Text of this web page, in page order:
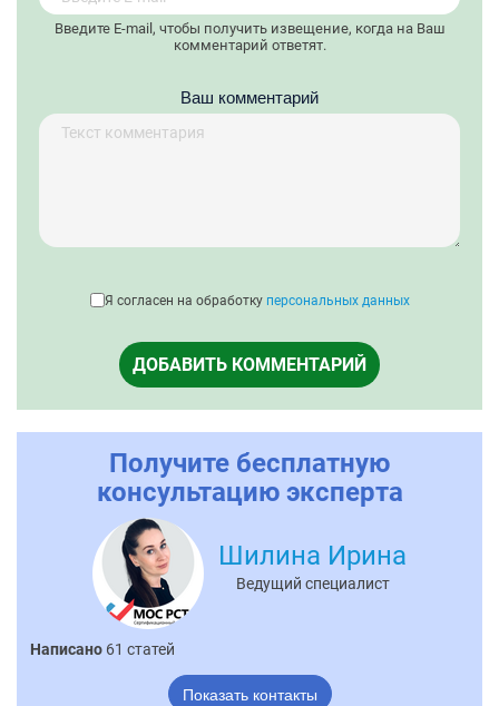
Введите E-mail, чтобы получить извещение, когда на Ваш
комментарий ответят.
Ваш комментарий
Я согласен на обработку персональных данных
ДОБАВИТЬ КОММЕНТАРИЙ
Получите бесплатную
консультацию эксперта
Шилина Ирина
Ведущий специалист
Написано 61 статей
Показать контакты